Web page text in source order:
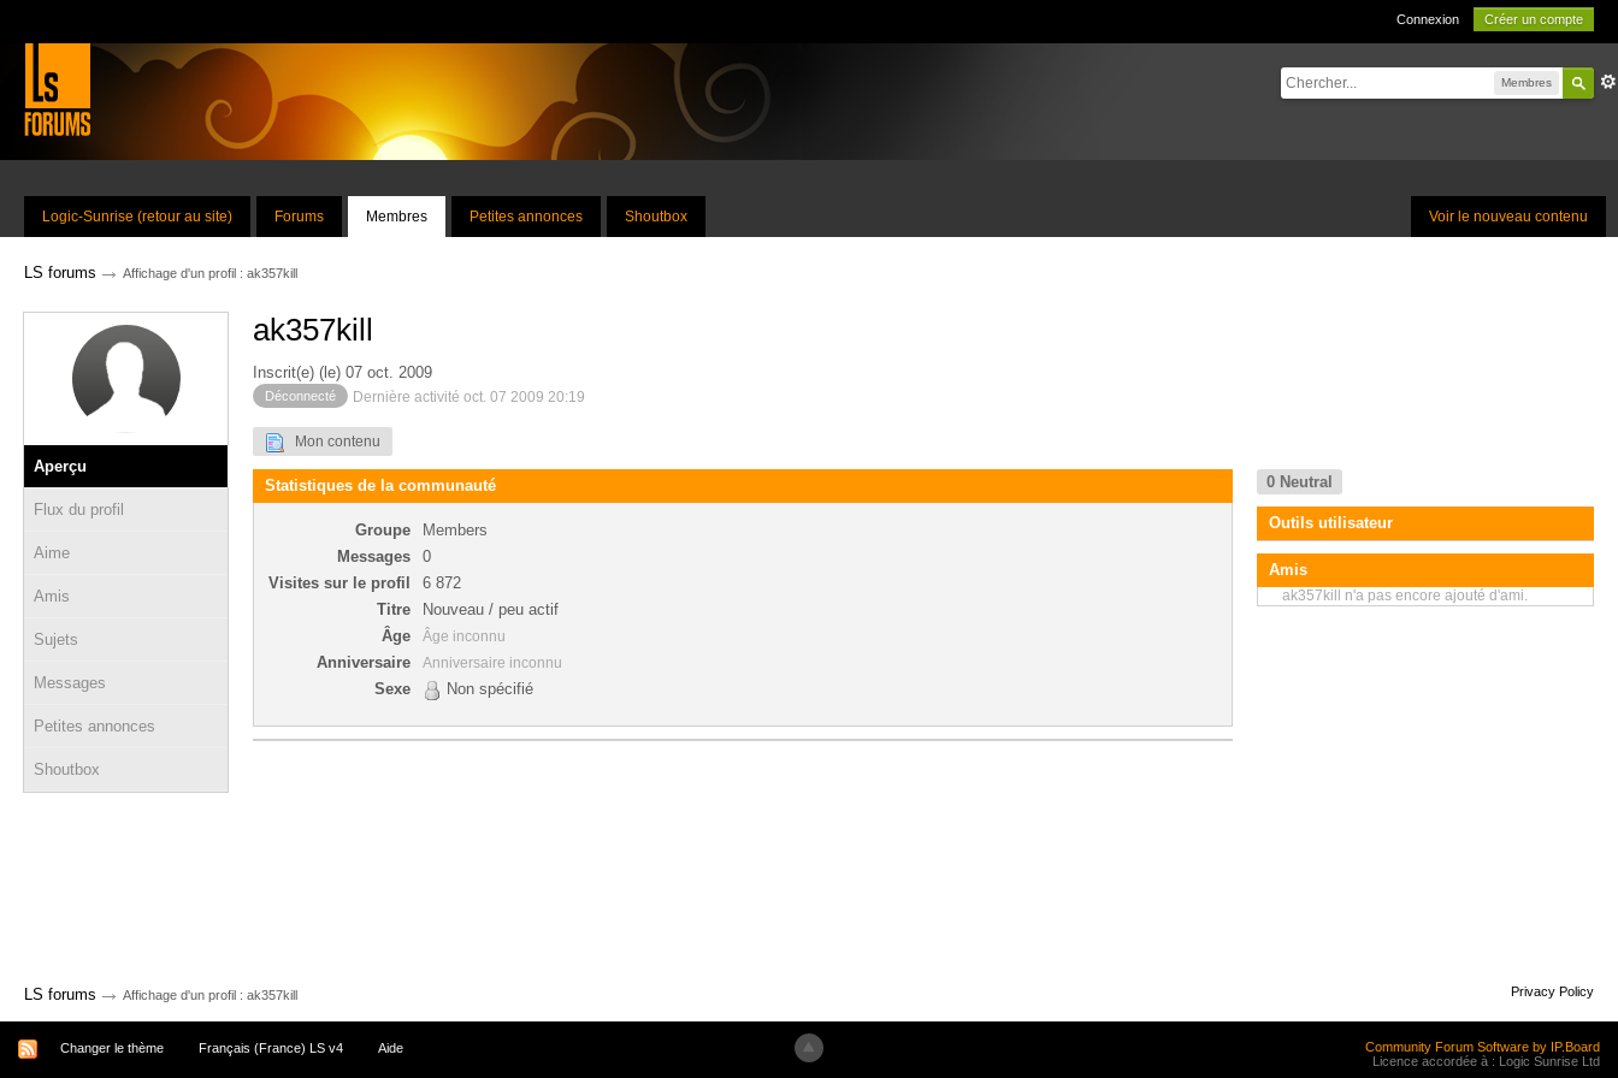
Connexion Créer un compte
Membres
Voir le nouveau contenu
Logic-Sunrise (retour au site) Forums Membres Petites annonces Shoutbox
LS forums → Affichage d'un profil : ak357kill
Aperçu
Flux du profil
Aime
Amis
Sujets
Messages
Petites annonces
Shoutbox
ak357kill
Inscrit(e) (le) 07 oct. 2009
Déconnecté Dernière activité oct. 07 2009 20:19
Mon contenu
Statistiques de la communauté
Groupe
Members
Messages
0
Visites sur le profil
6 872
Titre
Nouveau / peu actif
Âge
Âge inconnu
Anniversaire Anniversaire inconnu
Sexe Non spécifié
0 Neutral
Outils utilisateur
Amis
ak357kill n'a pas encore ajouté d'ami.
LS forums → Affichage d'un profil : ak357kill Privacy Policy
Changer le thème Français (France) LS v4 Aide
Community Forum Software by IP.Board
Licence accordée à : Logic Sunrise Ltd